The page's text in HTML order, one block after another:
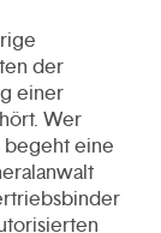
der
einer
Wer
begeht eine